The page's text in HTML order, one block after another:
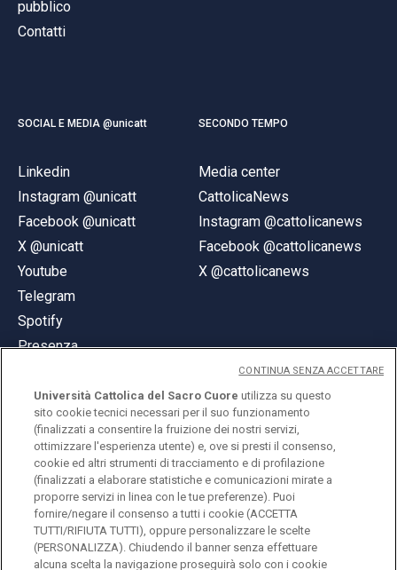
pubblico
Contatti
SOCIAL E MEDIA @unicatt
Linkedin
Instagram @unicatt
Facebook @unicatt
X @unicatt
Youtube
Telegram
Spotify
Presenza
SECONDO TEMPO
Media center
CattolicaNews
Instagram @cattolicanews
Facebook @cattolicanews
X @cattolicanews
© Università Cattolica del Sacro Cuore
Largo A. Gemelli 1, 20123 Milano
PI 02133120150
Università Cattolica del Sacro Cuore utilizza su questo
sito cookie tecnici necessari per il suo funzionamento
(finalizzati a consentire la fruizione dei nostri servizi,
ottimizzare l'esperienza utente) e, ove si presti il consenso,
cookie ed altri strumenti di tracciamento e di profilazione
(finalizzati a elaborare statistiche e comunicazioni mirate a
proporre servizi in linea con le tue preferenze). Puoi
fornire/negare il consenso a tutti i cookie (ACCETTA
TUTTI/RIFIUTA TUTTI), oppure personalizzare le scelte
(PERSONALIZZA). Chiudendo il banner senza effettuare
alcuna scelta la navigazione proseguirà solo con i cookie
CONTINUA SENZA ACCETTARE